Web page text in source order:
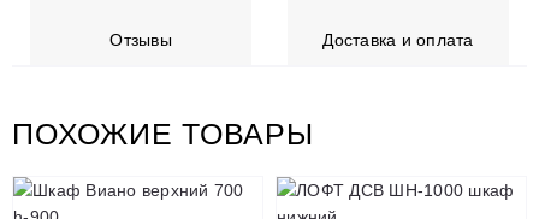
Отзывы Доставка и оплата
ПОХОЖИЕ ТОВАРЫ